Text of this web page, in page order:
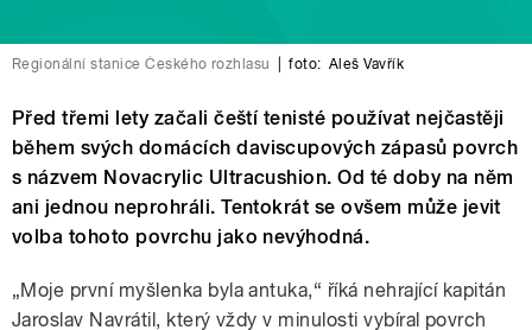
Regionální stanice Českého rozhlasu foto: Aleš Vavřík
Před třemi lety začali čeští tenisté používat nejčastěji
během svých domácích daviscupových zápasů povrch
s názvem Novacrylic Ultracushion. Od té doby na něm
ani jednou neprohráli. Tentokrát se ovšem může jevit
volba tohoto povrchu jako nevýhodná.
„Moje první myšlenka byla antuka,“ říká nehrající kapitán
Jaroslav Navrátil, který vždy v minulosti vybíral povrch